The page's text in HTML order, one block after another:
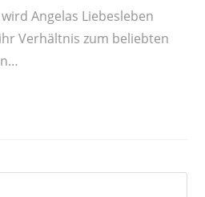
Angelas Liebesleben
Verhältnis zum beliebten